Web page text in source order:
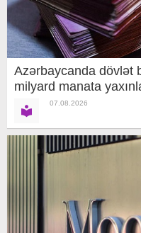
Azərbaycanda dövlət
milyard manata
07.08.2026